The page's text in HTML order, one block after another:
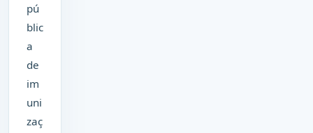
pú
blic
a
de
im
uni
zaç